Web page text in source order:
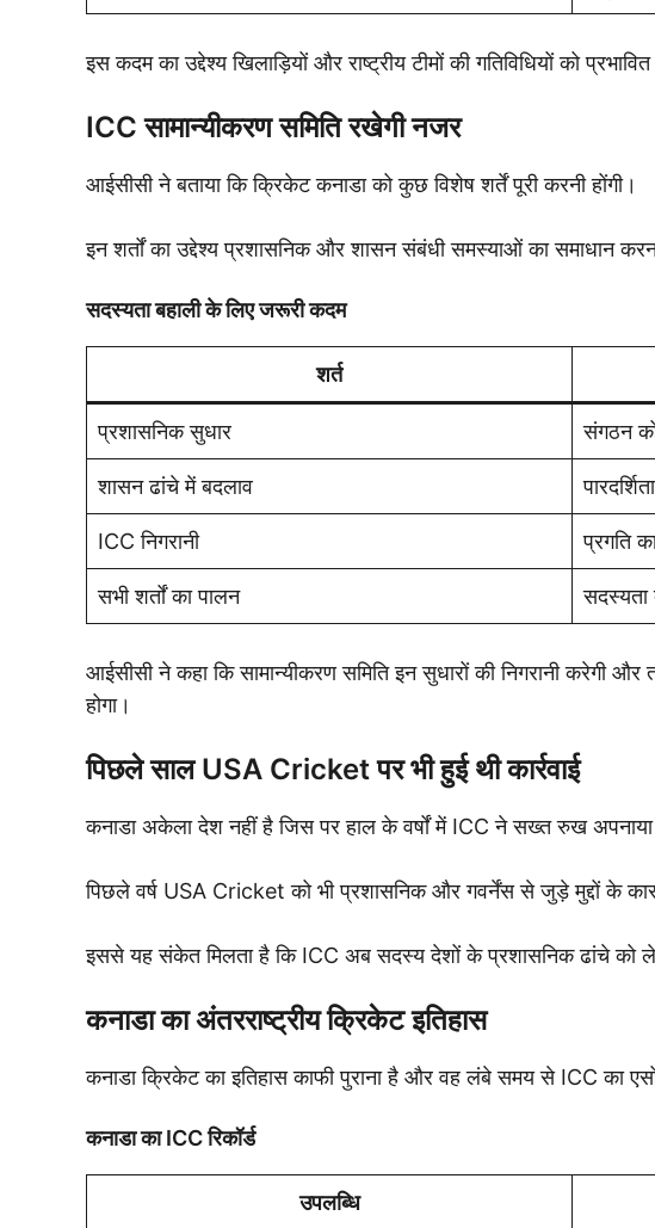
इस कदम का उद्देश्य खिलाड़ियों और राष्ट्रीय टीमों की गतिविधियों को
ICC सामान्यीकरण समिति रखेगी नजर
आईसीसी ने बताया कि क्रिकेट कनाडा को कुछ विशेष शर्तें पूरी करनी होंगी।
इन शर्तों का उद्देश्य प्रशासनिक और शासन संबंधी समस्याओं का समाधान
सदस्यता बहाली के लिए जरूरी कदम
शर्त
प्रशासनिक सुधार संगठन
शासन ढांचे में बदलाव
ICC निगरानी प्रगति
सभी शर्तों का पालन सदस्यता
आईसीसी ने कहा कि सामान्यीकरण समिति इन सुधारों की निगरानी करेगी और
होगा।
पिछले साल USA Cricket पर भी हुई थी कार्रवाई
कनाडा अकेला देश नहीं है जिस पर हाल के वर्षों में ICC ने सख्त रुख अपनाया
पिछले वर्ष USA Cricket को भी प्रशासनिक और गवर्नेंस से जुड़े मुद्दों के
इससे यह संकेत मिलता है कि ICC अब सदस्य देशों के प्रशासनिक ढांचे को
कनाडा का अंतरराष्ट्रीय क्रिकेट इतिहास
कनाडा क्रिकेट का इतिहास काफी पुराना है और वह लंबे समय से ICC का
कनाडा का ICC रिकॉर्ड
उपलब्धि